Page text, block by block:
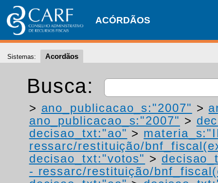
ACÓRDÃOS
Sistemas: Acordãos
Busca:
> ano_publicacao_s:"2007" >
ano_publicacao_s:"2007" >
decisao_txt:"ao" >
ressarc/restituição/
decisao_txt:"votos" >
- ressarc/restituição/